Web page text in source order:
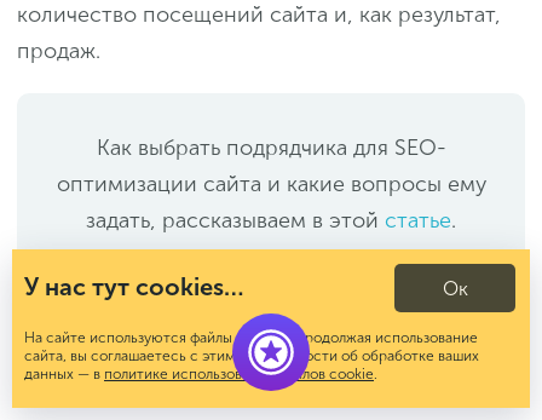
количество посещений сайта и, как результат,
продаж.
Как выбрать подрядчика для SEO-
оптимизации сайта и какие вопросы ему
задать, рассказываем в этой статье.
Оплата за клик — контекстная реклама
При помощи контекстной рекламы компания
получает дополнительную прибыль. Но тут
У нас тут cookies…
На сайте используются файлы cookies. Продолжая использование
сайта, вы соглашаетесь с этим. Подробности об обработке ваших
данных — в политике использования файлов cookie.
Ок